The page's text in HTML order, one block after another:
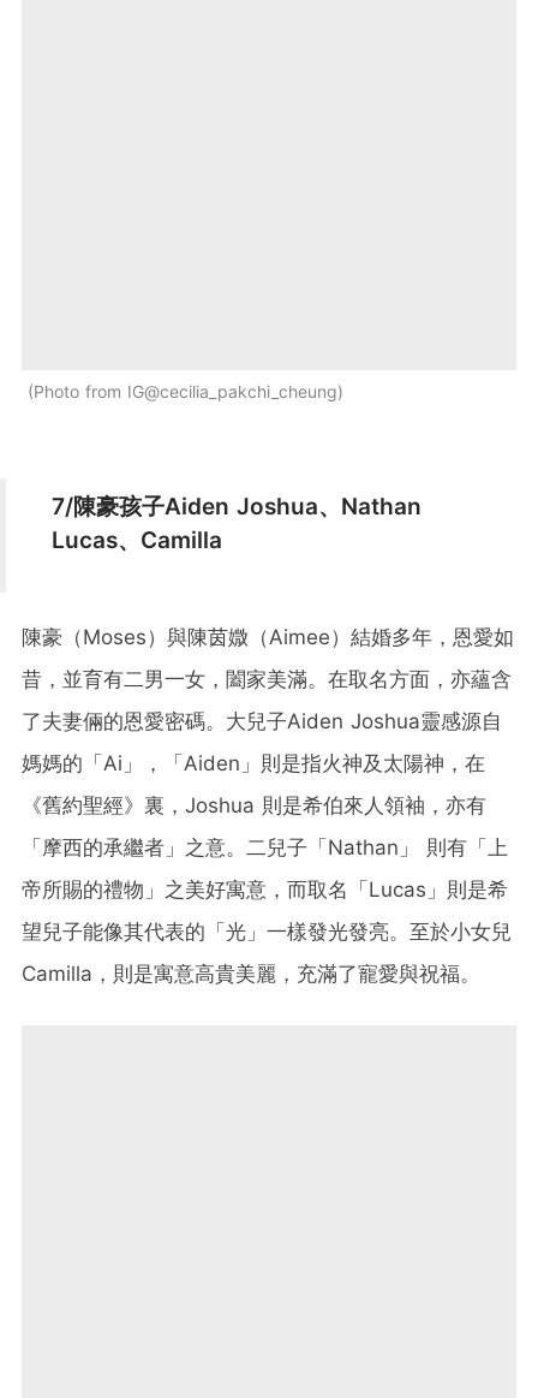
Photo from IG@cecilia_pakchi_cheung
7/陳豪孩子Aiden Joshua、Nathan
Lucas、Camilla
陳豪（Moses）與陳茵媺（Aimee）結婚多年，恩愛如
昔，並育有二男一女，闔家美滿。在取名方面，亦蘊含
了夫妻倆的恩愛密碼。大兒子Aiden Joshua靈感源自
媽媽的「Ai」，「Aiden」則是指火神及太陽神，在
《舊約聖經》裏，Joshua 則是希伯來人領袖，亦有
「摩西的承繼者」之意。二兒子「Nathan」 則有「上
帝所賜的禮物」之美好寓意，而取名「Lucas」則是希
望兒子能像其代表的「光」一樣發光發亮。至於小女兒
Camilla，則是寓意高貴美麗，充滿了寵愛與祝福。